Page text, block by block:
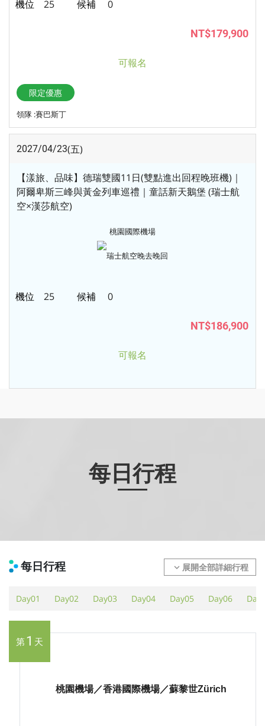
25 0
NT$179,900
可報名
限定優惠
領隊 :賽巴斯丁
2027/04/23(五)
【漾旅、品味】德瑞雙國11日(雙點進出回程晚班機)｜
阿爾卑斯三峰與黃金列車巡禮｜童話新天鵝堡 (瑞士航
空×漢莎航空)
桃園國際機場
瑞士航空晚去晚回
25 0
NT$186,900
可報名
每日行程
每日行程 expand_more 展開全部詳細行程
Day01 Day02 Day03 Day04 Day05 Day06
第1 天
桃園機場／香港國際機場／蘇黎世Zürich